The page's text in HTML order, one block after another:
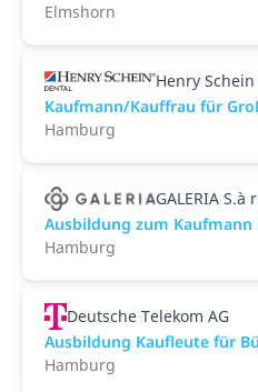
Elmshorn
Henry
Kaufmann/Kauffrau für
Hamburg
GALERIA S.à
Ausbildung zum
Hamburg
Deutsche Telekom AG
Ausbildung Kaufleute für
Hamburg